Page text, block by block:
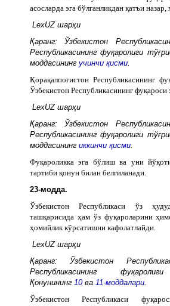
асосларда эга бўлганликдан қатъи
LexUZ шарҳи
Қаранг: Ўзбекистон
Республикасининг фуқаролиги
моддасининг учинчи қисми.
Қорақалпоғистон Республикасининг
Ўзбекистон Республикасининг фуқароси
LexUZ шарҳи
Қаранг: Ўзбекистон
Республикасининг фуқаролиги
моддасининг иккинчи қисми.
Фуқароликка эга бўлиш ва уни
тартиби қонун билан белгиланади.
23-модда.
Ўзбекистон Республикаси ўз
ташқарисида ҳам ўз фуқароларини
ҳомийлик кўрсатишни кафолатлайди.
LexUZ шарҳи
Қаранг: Ўзбекистон
Республикасининг
Қонунининг 10ва 11-моддалари.
Ўзбекистон Республикаси